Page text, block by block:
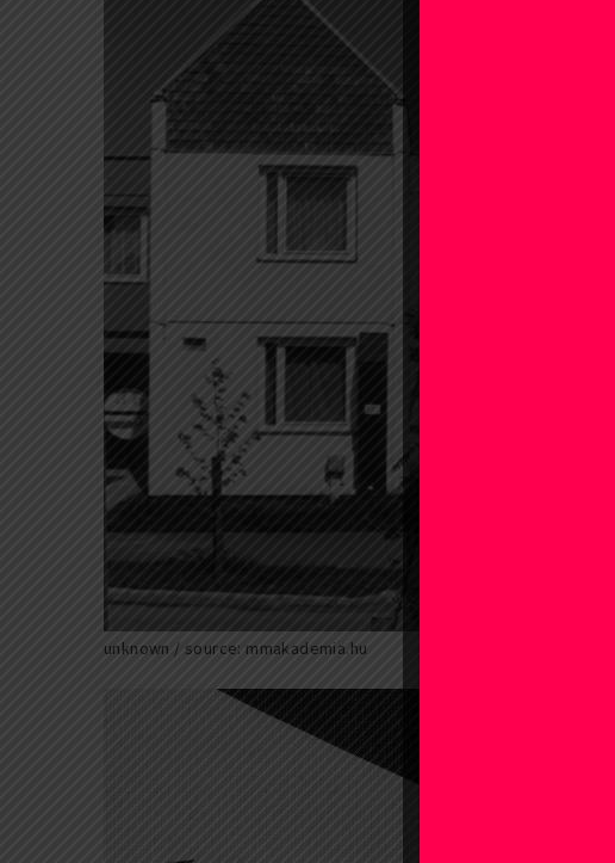
unknown / source: mmakademia.hu